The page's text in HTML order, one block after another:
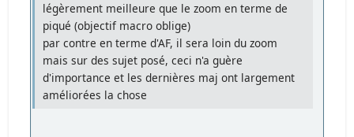
légèrement meilleure que le zoom en terme de
piqué (objectif macro oblige)
par contre en terme d'AF, il sera loin du zoom
mais sur des sujet posé, ceci n'a guère
d'importance et les dernières maj ont largement
améliorées la chose